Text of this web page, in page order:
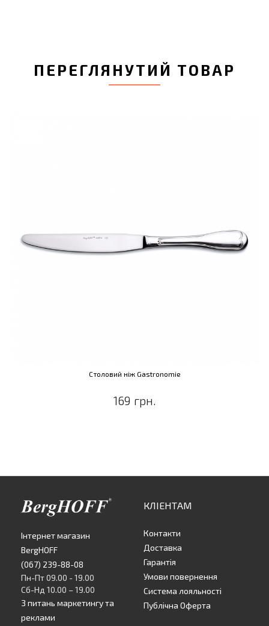
ПЕРЕГЛЯНУТИЙ ТОВАР
Столовий ніж Gastronomie
169 грн.
Інтернет магазин
BergHOFF
(067) 239-88-08
Пн-Пт 09.00 - 19.00
Сб-Нд 10.00 – 19.00
З питань маркетингу та
реклами
КЛІЕНТАМ
Контакти
Доставка
Гарантія
Умови повернення
Система лояльності
Публічна Оферта